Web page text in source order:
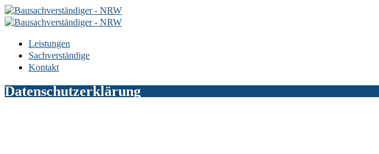
Leistungen
Sachverständige
Kontakt
Datenschutzerklärung